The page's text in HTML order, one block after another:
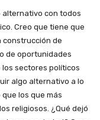
alternativo con todos
Creo que tiene que
construcción de
de oportunidades
sectores políticos
algo alternativo a lo
los que más
religiosos. ¿Qué dejó